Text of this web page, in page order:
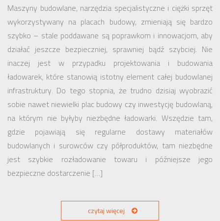
Maszyny budowlane, narzędzia specjalistyczne i ciężki sprzęt
wykorzystywany na placach budowy, zmieniają się bardzo
szybko – stale poddawane są poprawkom i innowacjom, aby
działać jeszcze bezpieczniej, sprawniej bądź szybciej. Nie
inaczej jest w przypadku projektowania i budowania
ładowarek, które stanowią istotny element całej budowlanej
infrastruktury. Do tego stopnia, że trudno dzisiaj wyobrazić
sobie nawet niewielki plac budowy czy inwestycję budowlaną,
na którym nie byłyby niezbędne ładowarki. Wszędzie tam,
gdzie pojawiają się regularne dostawy materiałów
budowlanych i surowców czy półproduktów, tam niezbędne
jest szybkie rozładowanie towaru i późniejsze jego
bezpieczne dostarczenie […]
czytaj więcej